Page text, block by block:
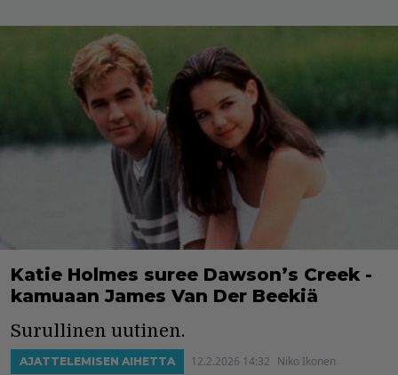
Katie Holmes suree Dawson’s Creek -
kamuaan James Van Der Beekiä
Surullinen uutinen.
AJATTELEMISEN AIHETTA 12.2.2026 14:32 Niko Ikonen